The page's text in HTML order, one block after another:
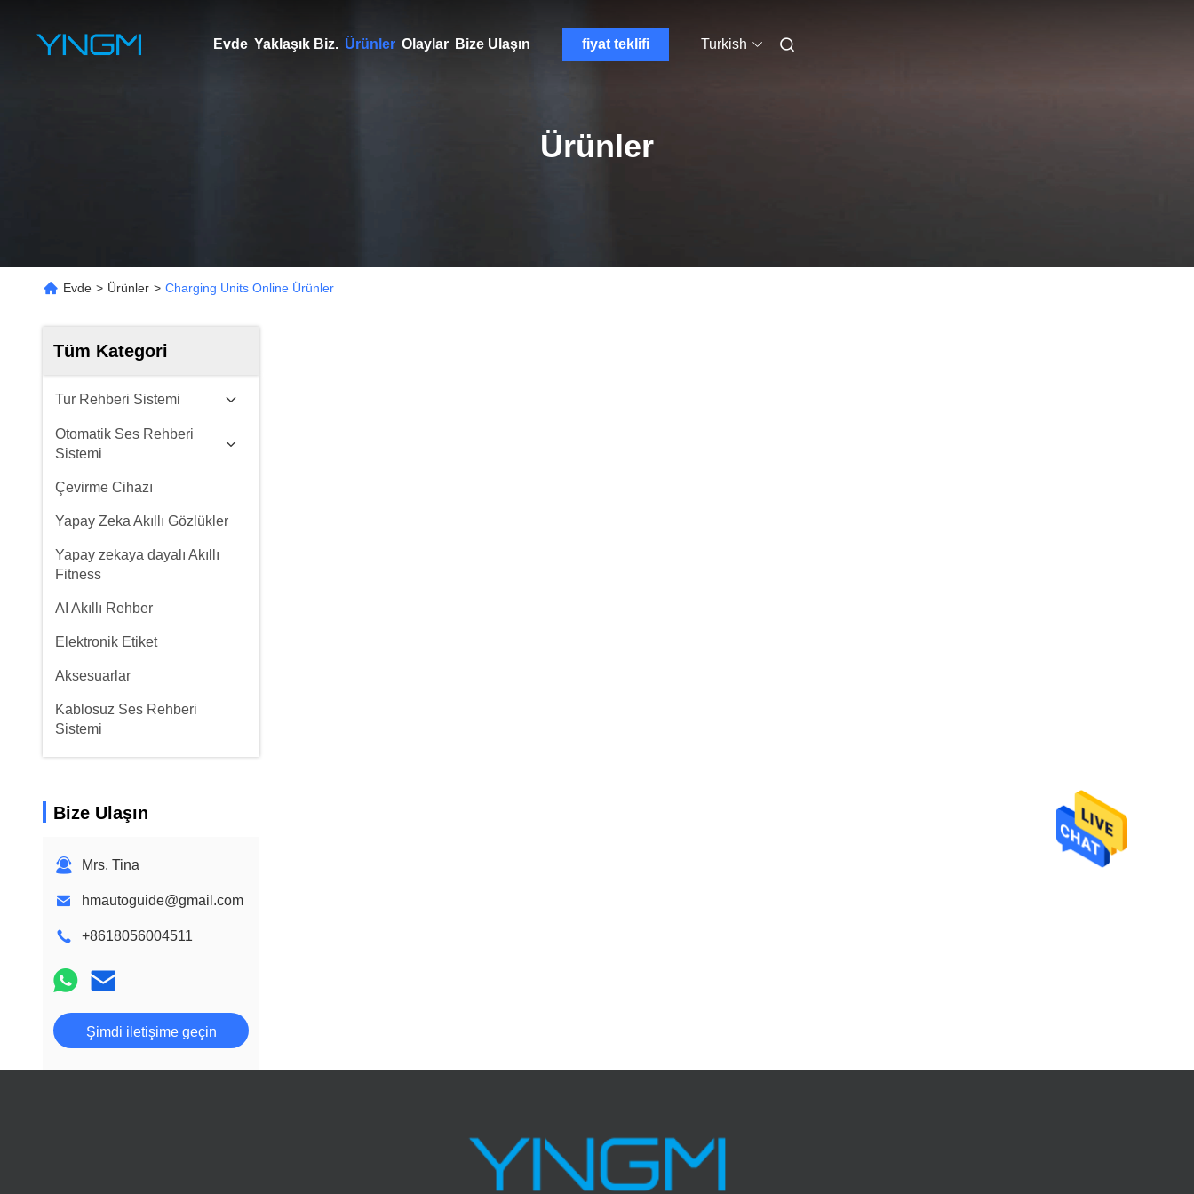
Evde Yaklaşık Biz. Ürünler Olaylar Bize Ulaşın fiyat teklifi Turkish
Ürünler
Evde > Ürünler > Charging Units Online Ürünler
Tüm Kategori
Tur Rehberi Sistemi
Otomatik Ses Rehberi
Sistemi
Çevirme Cihazı
Yapay Zeka Akıllı Gözlükler
Yapay zekaya dayalı Akıllı
Fitness
AI Akıllı Rehber
Elektronik Etiket
Aksesuarlar
Kablosuz Ses Rehberi
Sistemi
Bize Ulaşın
Mrs. Tina
hmautoguide@gmail.com
+8618056004511
Şimdi iletişime geçin